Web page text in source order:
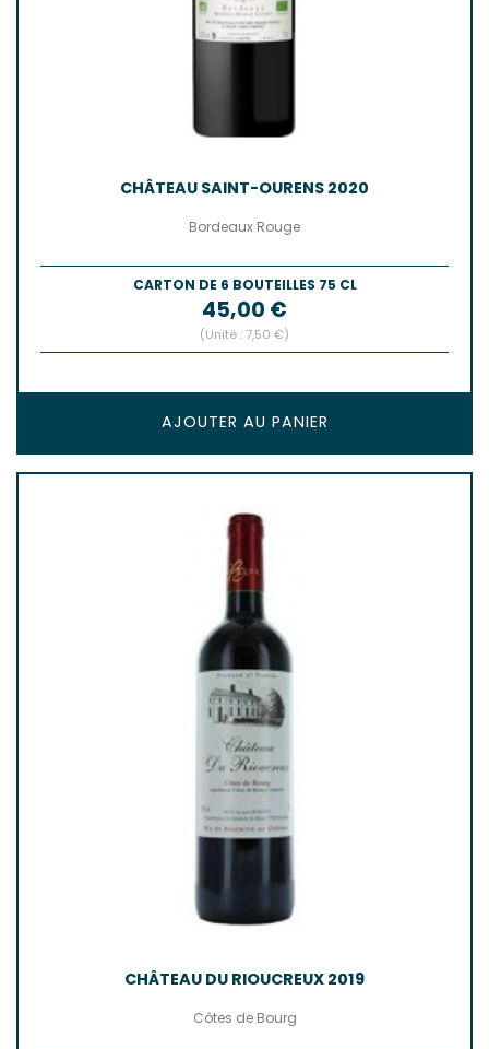
CHÂTEAU SAINT-OURENS 2020
Bordeaux Rouge
CARTON DE 6 BOUTEILLES 75 CL
Prix
45,00 €
(Unité : 7,50 €)
AJOUTER AU PANIER
CHÂTEAU DU RIOUCREUX 2019
Côtes de Bourg